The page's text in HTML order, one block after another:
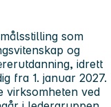
som
og
idrett
fra 1. januar 2027.
virksomheten ved